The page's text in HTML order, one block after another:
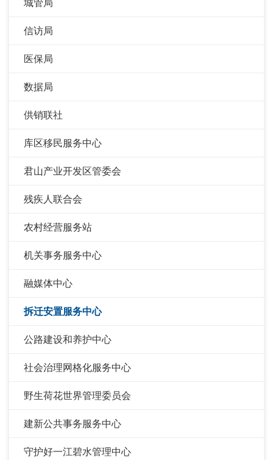
城管局
信访局
医保局
数据局
供销联社
库区移民服务中心
君山产业开发区管委会
残疾人联合会
农村经营服务站
机关事务服务中心
融媒体中心
拆迁安置服务中心
公路建设和养护中心
社会治理网格化服务中心
野生荷花世界管理委员会
建新公共事务服务中心
守护好一江碧水管理中心